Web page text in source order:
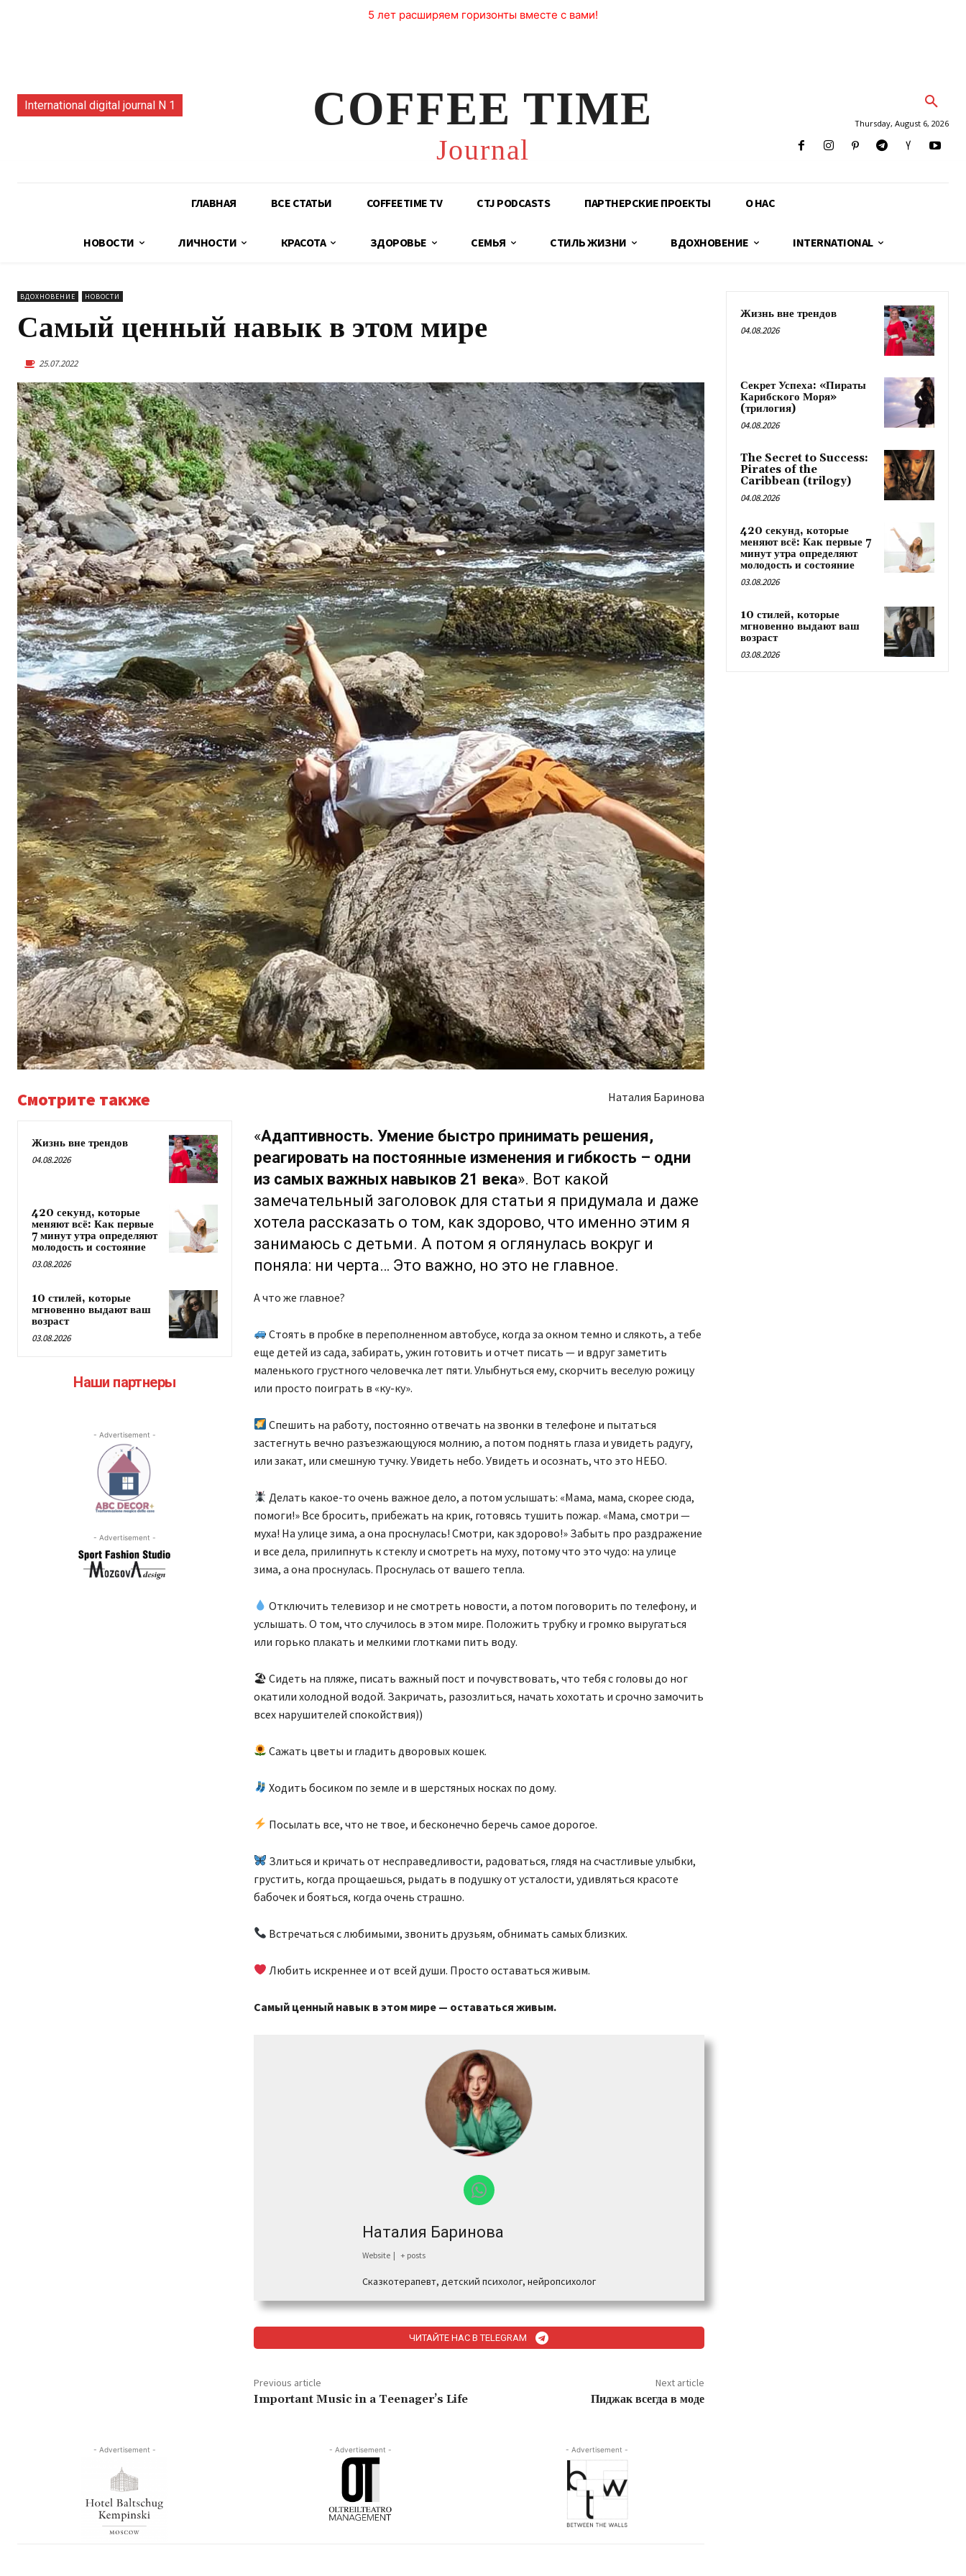
5 лет расширяем горизонты вместе с вами!
International digital journal N 1 COFFEE TIME
Journal
Thursday, August 6, 2026
ГЛАВНАЯ ВСЕ СТАТЬИ COFFEETIME TV CTJ PODCASTS ПАРТНЕРСКИЕ ПРОЕКТЫ О НАС
НОВОСТИ ЛИЧНОСТИ КРАСОТА ЗДОРОВЬЕ СЕМЬЯ СТИЛЬ ЖИЗНИ ВДОХНОВЕНИЕ INTERNATIONAL
ВДОХНОВЕНИЕ НОВОСТИ
Самый ценный навык в этом мире
25.07.2022
Смотрите также
Жизнь вне трендов
04.08.2026
420 секунд, которые
меняют всё: Как первые
7 минут утра определяют
молодость и состояние
03.08.2026
10 стилей, которые
мгновенно выдают ваш
возраст
03.08.2026
Наши партнеры
- Advertisement -
- Advertisement -
Наталия Баринова
«Адаптивность. Умение быстро принимать решения,
реагировать на постоянные изменения и гибкость – одни
из самых важных навыков 21 века». Вот какой
замечательный заголовок для статьи я придумала и даже
хотела рассказать о том, как здорово, что именно этим я
занимаюсь с детьми. А потом я оглянулась вокруг и
поняла: ни черта… Это важно, но это не главное.
А что же главное?
Стоять в пробке в переполненном автобусе, когда за окном темно и слякоть, а тебе
еще детей из сада, забирать, ужин готовить и отчет писать — и вдруг заметить
маленького грустного человечка лет пяти. Улыбнуться ему, скорчить веселую рожицу
или просто поиграть в «ку-ку».
Спешить на работу, постоянно отвечать на звонки в телефоне и пытаться
застегнуть вечно разъезжающуюся молнию, а потом поднять глаза и увидеть радугу,
или закат, или смешную тучку. Увидеть небо. Увидеть и осознать, что это НЕБО.
Делать какое-то очень важное дело, а потом услышать: «Мама, мама, скорее сюда,
помоги!» Все бросить, прибежать на крик, готовясь тушить пожар. «Мама, смотри —
муха! На улице зима, а она проснулась! Смотри, как здорово!» Забыть про раздражение
и все дела, прилипнуть к стеклу и смотреть на муху, потому что это чудо: на улице
зима, а она проснулась. Проснулась от вашего тепла.
Отключить телевизор и не смотреть новости, а потом поговорить по телефону, и
услышать. О том, что случилось в этом мире. Положить трубку и громко выругаться
или горько плакать и мелкими глотками пить воду.
🏖 Сидеть на пляже, писать важный пост и почувствовать, что тебя с головы до ног
окатили холодной водой. Закричать, разозлиться, начать хохотать и срочно замочить
всех нарушителей спокойствия))
Сажать цветы и гладить дворовых кошек.
Ходить босиком по земле и в шерстяных носках по дому.
Посылать все, что не твое, и бесконечно беречь самое дорогое.
Злиться и кричать от несправедливости, радоваться, глядя на счастливые улыбки,
грустить, когда прощаешься, рыдать в подушку от усталости, удивляться красоте
бабочек и бояться, когда очень страшно.
Встречаться с любимыми, звонить друзьям, обнимать самых близких.
Любить искреннее и от всей души. Просто оставаться живым.
Самый ценный навык в этом мире — оставаться живым.
Наталия Баринова
Website | + posts
Сказкотерапевт, детский психолог, нейропсихолог
ЧИТАЙТЕ НАС В TELEGRAM
Previous article
Important Music in a Teenager’s Life
Next article
Пиджак всегда в моде
- Advertisement - - Advertisement - - Advertisement -
Жизнь вне трендов
04.08.2026
Секрет Успеха: «Пираты
Карибского Моря»
(трилогия)
04.08.2026
The Secret to Success:
Pirates of the
Caribbean (trilogy)
04.08.2026
420 секунд, которые
меняют всё: Как первые 7
минут утра определяют
молодость и состояние
03.08.2026
10 стилей, которые
мгновенно выдают ваш
возраст
03.08.2026